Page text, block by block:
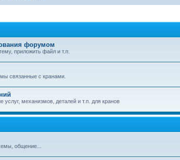
форумом
приложить файл и т.п.
связанные с кранами.
услуг, механизмов, деталей и т.п. для кранов
общение...